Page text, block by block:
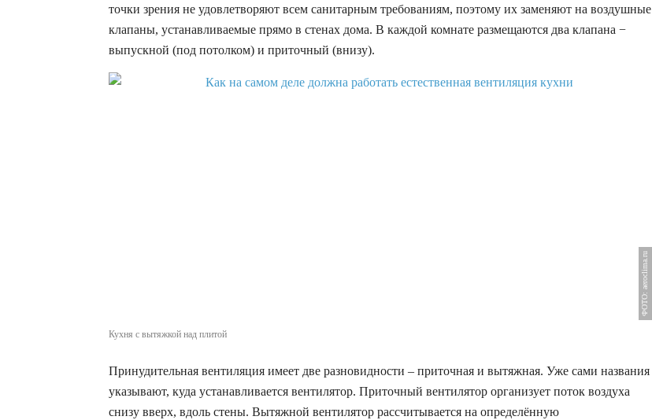
точки зрения не удовлетворяют всем санитарным требованиям, поэтому их заменяют на воздушные
клапаны, устанавливаемые прямо в стенах дома. В каждой комнате размещаются два клапана −
выпускной (под потолком) и приточный (внизу).
ФОТО: aeroclima.ru
Кухня с вытяжкой над плитой
Принудительная вентиляция имеет две разновидности – приточная и вытяжная. Уже сами названия
указывают, куда устанавливается вентилятор. Приточный вентилятор организует поток воздуха
снизу вверх, вдоль стены. Вытяжной вентилятор рассчитывается на определённую